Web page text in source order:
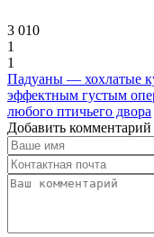
3 010
1
1
Падуаны — хохлатые
эффектным густым
любого птичьего двора
Добавить комментарий